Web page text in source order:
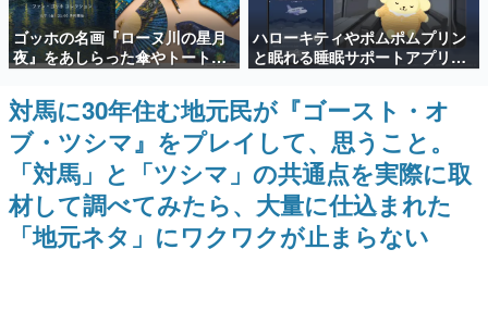
新世代に訊く
これからのデジタルゲーム市場を担う若きクリエイター達
の姿を追い、彼らのルーツと情熱を探っていきます。
ゲーム世代の作家たち
ゲームに多大な影響を受けた作家さんに取材し、ゲームが
日本のコンテンツ産業やカルチャーに与えた影響を探る企
画です。
日本モバイルゲーム産業史
日本のモバイルゲーム史における主要なトピック・タイト
ルを網羅するほか、開発者へのインタビューや識者による
解説を掲載。約20年の歴史が一望できる決定版！
ゴッホの名画『ローヌ川の星月
夜』をあしらった傘やトートバ
ッグなどが登場。8月7日21時よ
り2日間限定で予約販売
ハローキティやポムポムプリン
と眠れる睡眠サポートアプリ
『ゆめたび』が配信中。キャラ
ごとのASMRや目覚ましアラー
ムも搭載
対馬に30年住む地元民が『ゴースト・オ
ブ・ツシマ』をプレイして、思うこと。
「対馬」と「ツシマ」の共通点を実際に取
材して調べてみたら、大量に仕込まれた
「地元ネタ」にワクワクが止まらない